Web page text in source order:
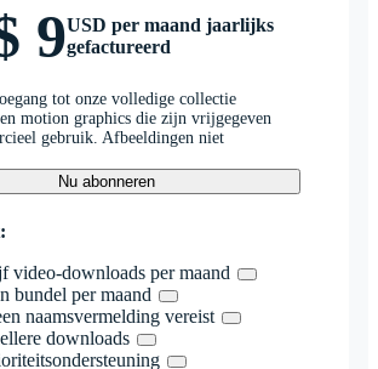
9USD per maand jaarlijks
gefactureerd
tot onze volledige collectie
motion graphics die zijn vrijgegeven
gebruik. Afbeeldingen niet
Nu abonneren
video-downloads per maand
bundel per maand
naamsvermelding vereist
downloads